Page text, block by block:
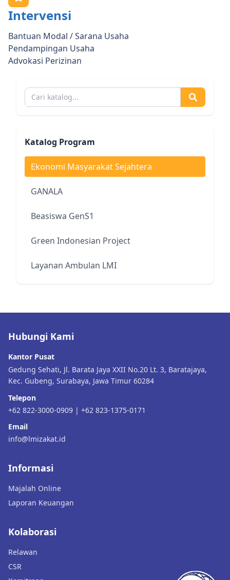
Intervensi
Bantuan Modal / Sarana Usaha
Pendampingan Usaha
Advokasi Perizinan
Katalog Program
Ekonomi Masyarakat Sejahtera
GANALA
Beasiswa GenS1
Green Indonesian Project
Layanan Ambulan LMI
Hubungi Kami
Kantor Pusat
Gedung Sehati, Jl. Barata Jaya XXII No.20 Lt. 3, Baratajaya,
Kec. Gubeng, Surabaya, Jawa Timur 60284
Telepon
+62 822-3000-0909 | +62 823-1375-0171
Email
info@lmizakat.id
Informasi
Majalah Online
Laporan Keuangan
Kolaborasi
Relawan
CSR